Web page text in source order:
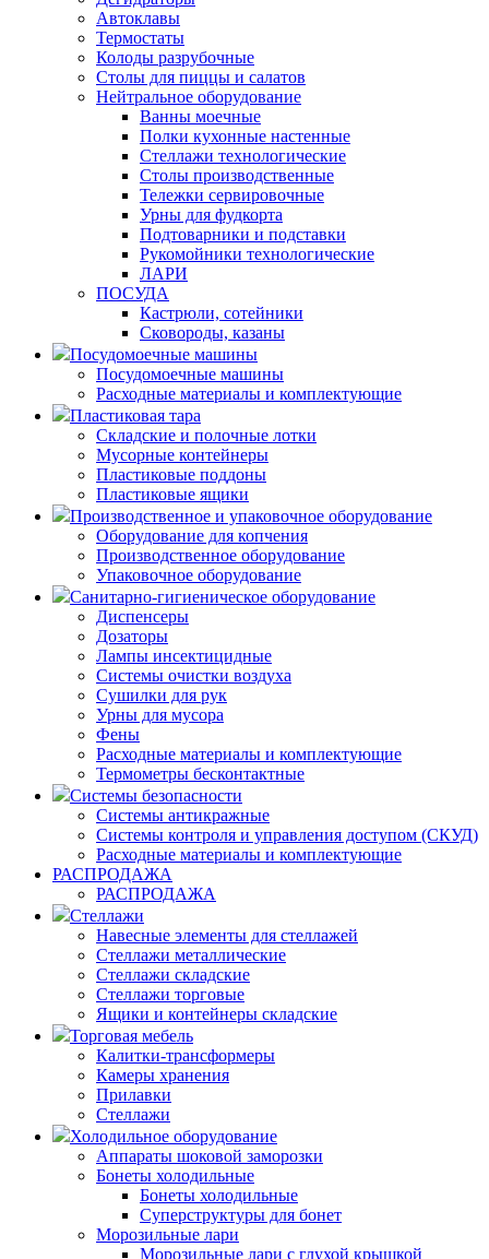
Автоклавы
Термостаты
Колоды разрубочные
Столы для пиццы и салатов
Нейтральное оборудование
Ванны моечные
Полки кухонные настенные
Стеллажи технологические
Столы производственные
Тележки сервировочные
Урны для фудкорта
Подтоварники и подставки
Рукомойники технологические
ЛАРИ
ПОСУДА
Кастрюли, сотейники
Сковороды, казаны
Посудомоечные машины
Посудомоечные машины
Расходные материалы и комплектующие
Пластиковая тара
Складские и полочные лотки
Мусорные контейнеры
Пластиковые поддоны
Пластиковые ящики
Производственное и упаковочное оборудование
Оборудование для копчения
Производственное оборудование
Упаковочное оборудование
Санитарно-гигиеническое оборудование
Диспенсеры
Дозаторы
Лампы инсектицидные
Системы очистки воздуха
Сушилки для рук
Урны для мусора
Фены
Расходные материалы и комплектующие
Термометры бесконтактные
Системы безопасности
Системы антикражные
Системы контроля и управления доступом (СКУД)
Расходные материалы и комплектующие
РАСПРОДАЖА
РАСПРОДАЖА
Стеллажи
Навесные элементы для стеллажей
Стеллажи металлические
Стеллажи складские
Стеллажи торговые
Ящики и контейнеры складские
Торговая мебель
Калитки-трансформеры
Камеры хранения
Прилавки
Стеллажи
Холодильное оборудование
Аппараты шоковой заморозки
Бонеты холодильные
Бонеты холодильные
Суперструктуры для бонет
Морозильные лари
Морозильные лари с глухой крышкой